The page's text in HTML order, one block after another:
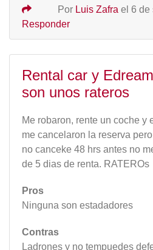
Por Luis Zafra el 6 de
Responder
Rental car y
son unos rateros
Me robaron, rente un coche y
me cancelaron la reserva
no canceke 48 hrs antes no
de 5 dias de renta. RATEROs
Pros
Ninguna son estadadores
Contras
Ladrones y no tempuedes